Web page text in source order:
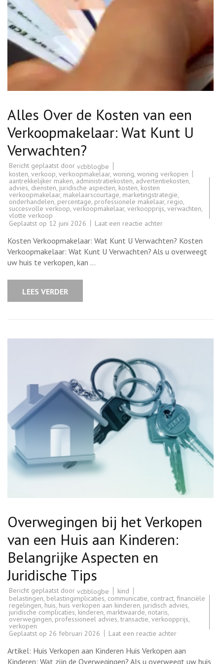
Alles Over de Kosten van een
Verkoopmakelaar: Wat Kunt U
Verwachten?
Bericht geplaatst door vcbblogbe
kosten, verkoop, verkoopmakelaar, woning, woning verkopen
aantrekkelijker maken, administratiekosten, advertentiekosten,
advies, diensten, juridische aspecten, kosten, kosten
verkoopmakelaar, makelaarscourtage, marketingstrategie,
onderhandelen, percentage, professionele makelaar, regio,
succesvolle verkoop, verkoopmakelaar, verkoopprijs, verwachten,
vlotte verkoop
Geplaatst op 12 juni 2026 Laat een reactie achterop
Over
de
Kosten
van
Kosten Verkoopmakelaar: Wat Kunt U Verwachten? Kosten
Verkoopmakelaar: Wat Kunt U Verwachten? Als u overweegt
uw huis te verkopen, kan …
LEES VERDER
Overwegingen bij het Verkopen
van een Huis aan Kinderen:
Belangrijke Aspecten en
Juridische Tips
Bericht geplaatst door vcbblogbe
kind
belastingen, belastingimplicaties, communicatie, contract, financiële
regelingen, huis, huis verkopen aan kinderen, juridisch advies,
juridische complicaties, kinderen, marktwaarde, notaris,
overwegingen, professioneel advies,transactie, verkoopprijs,
verkopen
Geplaatst op 26 februari 2026 Laat een reactie achterop
het
Verkopen
Artikel: Huis Verkopen aan Kinderen Huis Verkopen aan
Kinderen: Wat zijn de Overwegingen? Als u overweegt uw huis